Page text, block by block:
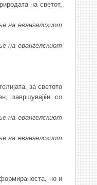
на светот,
на евангелскиот
на евангелскиот
за светото
завршувајќи со
на евангелскиот
на евангелскиот
но и